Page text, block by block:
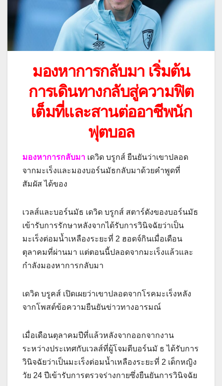
มองหาการกลับมา เริ่มต้น
การเดินทางกลับสู่ความฟิต
เต็มที่และสานต่ออาชีพนัก
ฟุตบอล
มองหาการกลับมา เดวิด บรูกส์ ยืนยันว่าเขาปลอด
จากมะเร็งและมองบอร์นมัธกลับมาด้วยคำพูดที่
สัมผัส ได้ของ
เวลส์และบอร์นมัธ เดวิด บรูกส์ สตาร์ดังของบอร์นมัธ
เข้ารับการรักษาหลังจากได้รับการวินิจฉัยว่าเป็น
มะเร็งต่อมน้ำเหลืองระยะที่ 2 ฮอดจ์กินเมื่อเดือน
ตุลาคมที่ผ่านมา แต่ตอนนี้ปลอดจากมะเร็งแล้วและ
กำลังมองหาการกลับมา
เดวิด บรูคส์ เปิดเผยว่าเขาปลอดจากโรคมะเร็งหลัง
จากโพสต์ข้อความยืนยันข่าวทางอารมณ์
เมื่อเดือนตุลาคมปีที่แล้วหลังจากออกจากงาน
ระหว่างประเทศกับเวลส์ที่ผู้โจมตีบอร์นมั ธ ได้รับการ
วินิจฉัยว่าเป็นมะเร็งต่อมน้ำเหลืองระยะที่ 2 เด็กหญิง
วัย 24 ปีเข้ารับการตรวจร่างกายซึ่งยืนยันการวินิจฉัย